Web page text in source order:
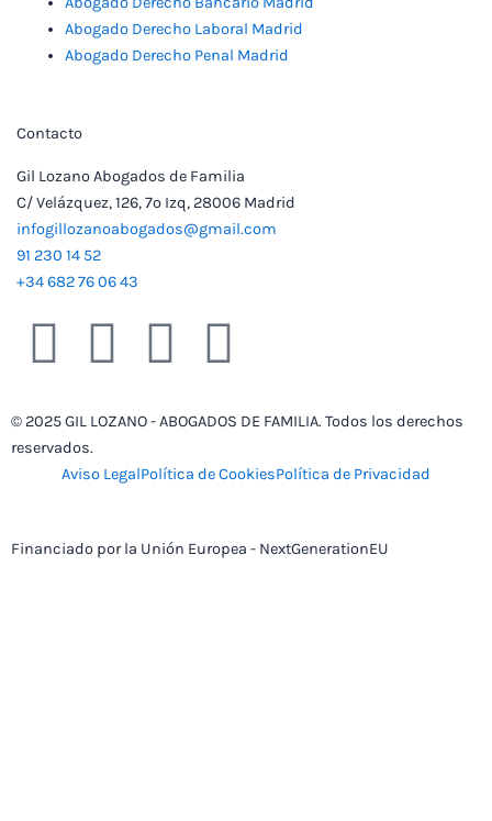
Abogado Derecho Laboral Madrid
Abogado Derecho Penal Madrid
Contacto
Gil Lozano Abogados de Familia
C/ Velázquez, 126, 7º Izq, 28006 Madrid
infogillozanoabogados@gmail.com
91 230 14 52
+34 682 76 06 43
F
a
c
b
T
w
i
t
L
i
n
e
I
n
s
a
© 2025 GIL LOZANO - ABOGADOS DE FAMILIA. Todos los derechos
reservados.
Aviso LegalPolítica de CookiesPolítica de Privacidad
Financiado por la Unión Europea - NextGenerationEU